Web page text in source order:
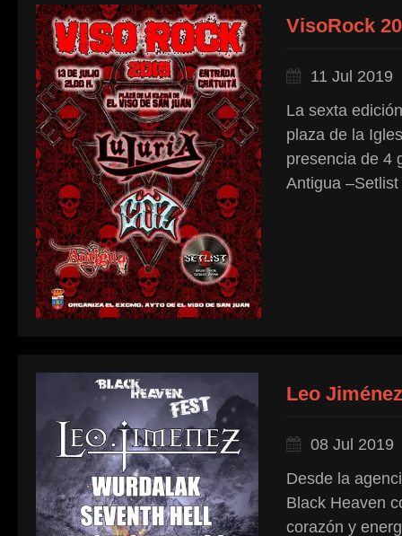
VisoRock
11 Jul 2019
La sexta
plaza de la
presencia de 4
Antigua
Leo
08 Jul 2019
Desde la
Black Heaven
corazón y